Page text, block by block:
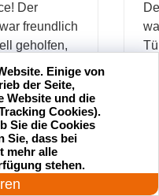
Der
war freundlich
geholfen,
Schlüssel
Einige von
der Seite,
Website und die
Cookies).
Sie die Cookies
Sie, dass bei
mehr alle
stehen.